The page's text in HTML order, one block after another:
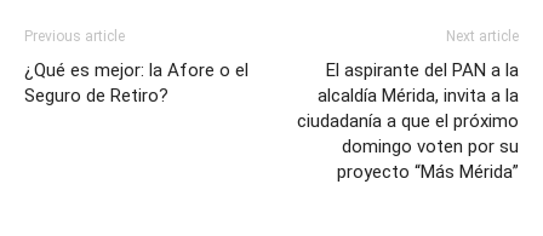
Previous article
¿Qué es mejor: la Afore o el
Seguro de Retiro?
Next article
El aspirante del PAN a la
alcaldía Mérida, invita a la
ciudadanía a que el próximo
domingo voten por su
proyecto “Más Mérida”